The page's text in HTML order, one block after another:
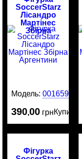
SoccerStarz
Лісандро
Мартінес
Збірна
Аргентини
Модель:0016591
390,00 грнКупити
Фігурка